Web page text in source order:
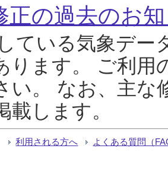
正の過去のお
ている気象デー
ります。 ご利用
い。 なお、主な
載します。
利用される方へ よくある質問（